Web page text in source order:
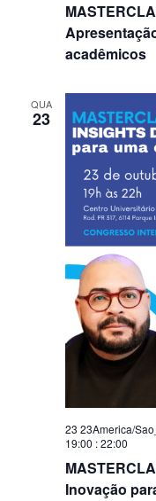
acadêmicos
QUA
23
Inovação
23 23America/
19:00 :22:00